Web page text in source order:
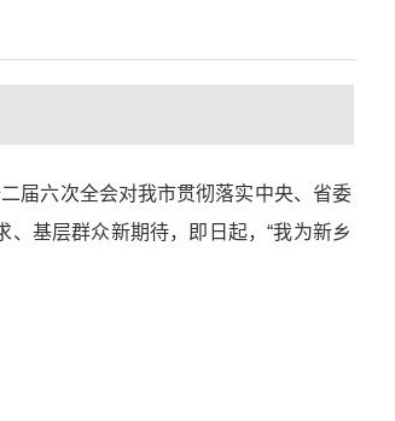
届六次全会对我市贯彻落实中央、省委
基层群众新期待，即日起，“我为新乡